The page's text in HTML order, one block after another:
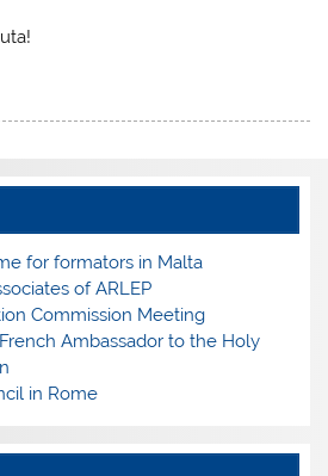
for formators in Malta
of ARLEP
Commission Meeting
Ambassador to the Holy
in Rome